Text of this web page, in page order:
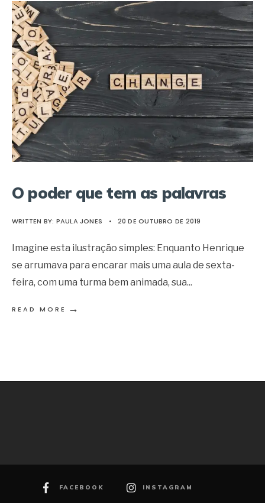
O poder que tem as palavras
WRITTEN BY: PAULA JONES • 20 DE OUTUBRO DE 2019
Imagine esta ilustração simples: Enquanto Henrique
se arrumava para encarar mais uma aula de sexta-
feira, com uma turma bem animada, sua...
READ MORE →
FACEBOOK INSTAGRAM